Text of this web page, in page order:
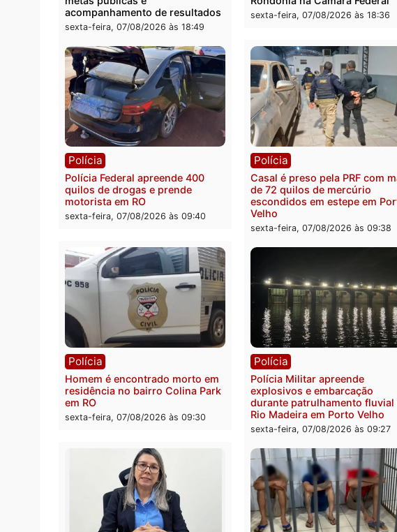
Política
Marcos Rogério apresenta Plano
de Governo com 228 projetos,
metas públicas e
acompanhamento de resultados
sexta-feira, 07/08/2026 às 18:49
Política
Eleições 2026:
pode ser o primeiro
Rondônia na Câmara
sexta-feira, 07/08/2026
Polícia
Polícia Federal apreende 400
quilos de drogas e prende
motorista em RO
sexta-feira, 07/08/2026 às 09:40
Polícia
Casal é preso pela
de 72 quilos de
escondidos em
Velho
sexta-feira, 07/08/2026